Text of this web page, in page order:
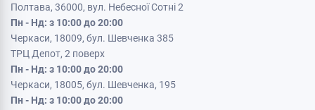
Полтава, 36000, вул. Небесної Сотні 2
Пн - Нд: з 10:00 до 20:00
Черкаси, 18009, бул. Шевченка 385
ТРЦ Депот, 2 поверх
Пн - Нд: з 10:00 до 20:00
Черкаси, 18005, бул. Шевченка, 195
Пн - Нд: з 10:00 до 20:00